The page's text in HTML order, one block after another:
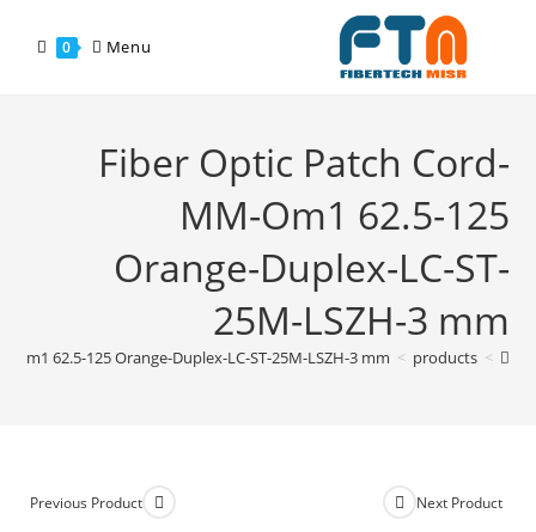
0 Menu
Fiber Optic Patch Cord-
MM-Om1 62.5-125
Orange-Duplex-LC-ST-
25M-LSZH-3 mm
>
products
>
Om1 62.5-125 Orange-Duplex-LC-ST-25M-LSZH-3 mm
Previous Product Next Product